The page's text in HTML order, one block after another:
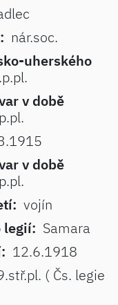
nár.soc.
uherského
v době
v době
vojín
legií: Samara
12.6.1918
( Čs. legie